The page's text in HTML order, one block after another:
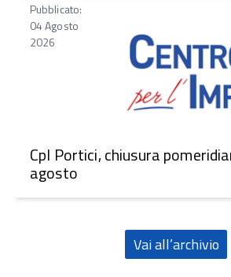
Pubblicato:
04 Agosto
2026
CpI Portici, chiusura
agosto
Vai all’archivio